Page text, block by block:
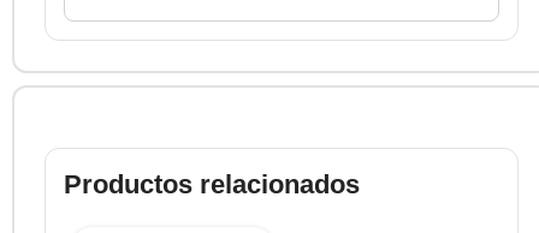
Productos relacionados